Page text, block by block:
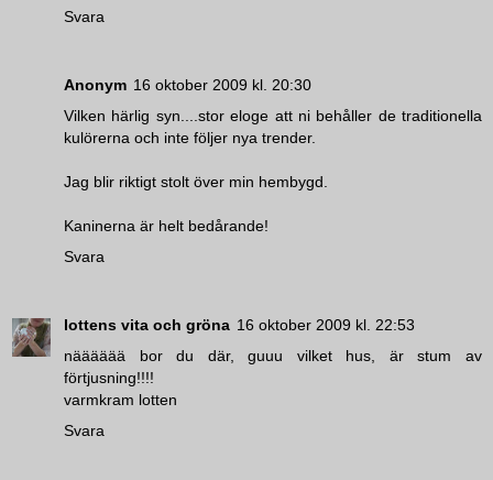
Svara
Anonym 16 oktober 2009 kl. 20:30
Vilken härlig syn....stor eloge att ni behåller de traditionella
kulörerna och inte följer nya trender.
Jag blir riktigt stolt över min hembygd.
Kaninerna är helt bedårande!
Svara
lottens vita och gröna 16 oktober 2009 kl. 22:53
nääääää bor du där, guuu vilket hus, är stum av
förtjusning!!!!
varmkram lotten
Svara